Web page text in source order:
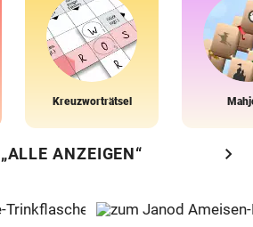
Kreuzworträtsel
ANZEIGEN“ chevron_right